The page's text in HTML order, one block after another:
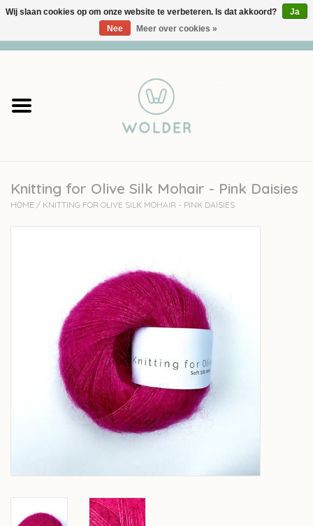
Garens
Accessoires
workshops
Over wolder
Knitting for Olive Silk Mohair - Pink Daisies
HOME / KNITTING FOR OLIVE SILK MOHAIR - PINK DAISIES
Wij slaan cookies op om onze website te verbeteren. Is dat akkoord?
Ja
Nee
Meer over cookies »